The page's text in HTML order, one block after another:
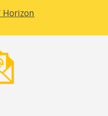
Horizon